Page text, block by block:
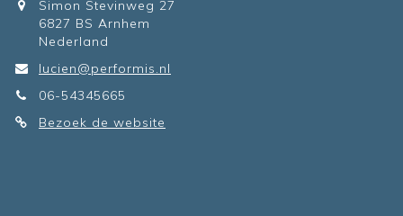
Simon Stevinweg 27
6827 BS Arnhem
Nederland
lucien@performis.nl
06-54345665
Bezoek de website